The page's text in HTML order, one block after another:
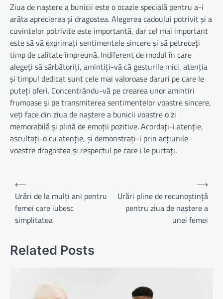
Ziua de naștere a bunicii este o ocazie specială pentru a-i
arăta aprecierea și dragostea. Alegerea cadoului potrivit și a
cuvintelor potrivite este importantă, dar cel mai important
este să vă exprimați sentimentele sincere și să petreceți
timp de calitate împreună. Indiferent de modul în care
alegeți să sărbătoriți, amintiți-vă că gesturile mici, atenția
și timpul dedicat sunt cele mai valoroase daruri pe care le
puteți oferi. Concentrându-vă pe crearea unor amintiri
frumoase și pe transmiterea sentimentelor voastre sincere,
veți face din ziua de naștere a bunicii voastre o zi
memorabilă și plină de emoții pozitive. Acordați-i atenție,
ascultați-o cu atenție, și demonstrați-i prin acțiunile
voastre dragostea și respectul pe care i le purtați.
Navigare
în
articole
⟵
Urări de la mulți ani pentru
femei care iubesc
simplitatea
Urări pline de recunoștință
pentru ziua de naștere a
unei femei
⟶
Related Posts